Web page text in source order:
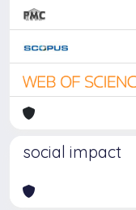
social impact